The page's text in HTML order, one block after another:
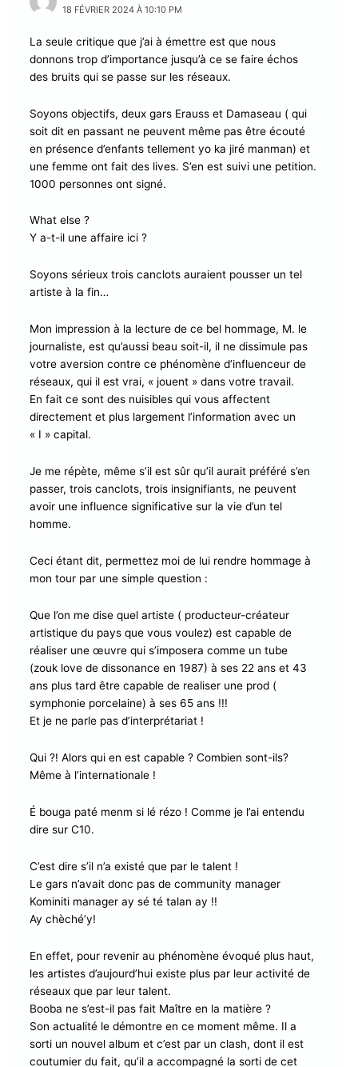
18 FÉVRIER 2024 À 10:10 PM
La seule critique que j’ai à émettre est que nous
donnons trop d’importance jusqu’à ce se faire échos
des bruits qui se passe sur les réseaux.
Soyons objectifs, deux gars Erauss et Damaseau ( qui
soit dit en passant ne peuvent même pas être écouté
en présence d’enfants tellement yo ka jiré manman) et
une femme ont fait des lives. S’en est suivi une petition.
1000 personnes ont signé.
What else ?
Y a-t-il une affaire ici ?
Soyons sérieux trois canclots auraient pousser un tel
artiste à la fin…
Mon impression à la lecture de ce bel hommage, M. le
journaliste, est qu’aussi beau soit-il, il ne dissimule pas
votre aversion contre ce phénomène d’influenceur de
réseaux, qui il est vrai, « jouent » dans votre travail.
En fait ce sont des nuisibles qui vous affectent
directement et plus largement l’information avec un
« I » capital.
Je me répète, même s’il est sûr qu’il aurait préféré s’en
passer, trois canclots, trois insignifiants, ne peuvent
avoir une influence significative sur la vie d’un tel
homme.
Ceci étant dit, permettez moi de lui rendre hommage à
mon tour par une simple question :
Que l’on me dise quel artiste ( producteur-créateur
artistique du pays que vous voulez) est capable de
réaliser une œuvre qui s’imposera comme un tube
(zouk love de dissonance en 1987) à ses 22 ans et 43
ans plus tard être capable de realiser une prod (
symphonie porcelaine) à ses 65 ans !!!
Et je ne parle pas d’interprétariat !
Qui ?! Alors qui en est capable ? Combien sont-ils?
Même à l’internationale !
É bouga paté menm si lé rézo ! Comme je l’ai entendu
dire sur C10.
C’est dire s’il n’a existé que par le talent !
Le gars n’avait donc pas de community manager
Kominiti manager ay sé té talan ay !!
Ay chèché’y!
En effet, pour revenir au phénomène évoqué plus haut,
les artistes d’aujourd’hui existe plus par leur activité de
réseaux que par leur talent.
Booba ne s’est-il pas fait Maître en la matière ?
Son actualité le démontre en ce moment même. Il a
sorti un nouvel album et c’est par un clash, dont il est
coutumier du fait, qu’il a accompagné la sorti de cet